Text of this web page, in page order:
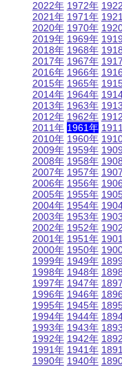
2022年
2021年
2020年
2019年
2018年
2017年
2016年
2015年
2014年
2013年
2012年
2011年
2010年
2009年
2008年
2007年
2006年
2005年
2004年
2003年
2002年
2001年
2000年
1999年
1998年
1997年
1996年
1995年
1994年
1993年
1992年
1991年
1990年
1972年
1971年
1970年
1969年
1968年
1967年
1966年
1965年
1964年
1963年
1962年
1961年
1960年
1959年
1958年
1957年
1956年
1955年
1954年
1953年
1952年
1951年
1950年
1949年
1948年
1947年
1946年
1945年
1944年
1943年
1942年
1941年
1940年